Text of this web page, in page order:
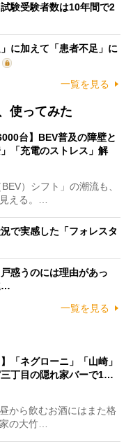
験受験者数は10年間で2
に加えて「患者不足」に
一覧を見る
使ってみた
台】BEV普及の障壁と
「充電のストレス」解
）シフト」の潮流も、
える。…
で実感した「フォレスタ
惑うのには理由があっ
…
一覧を見る
「ネグローニ」「山崎」
三丁目の隠れ家バーで1…
から飲むお酒にはまた格
の大竹…